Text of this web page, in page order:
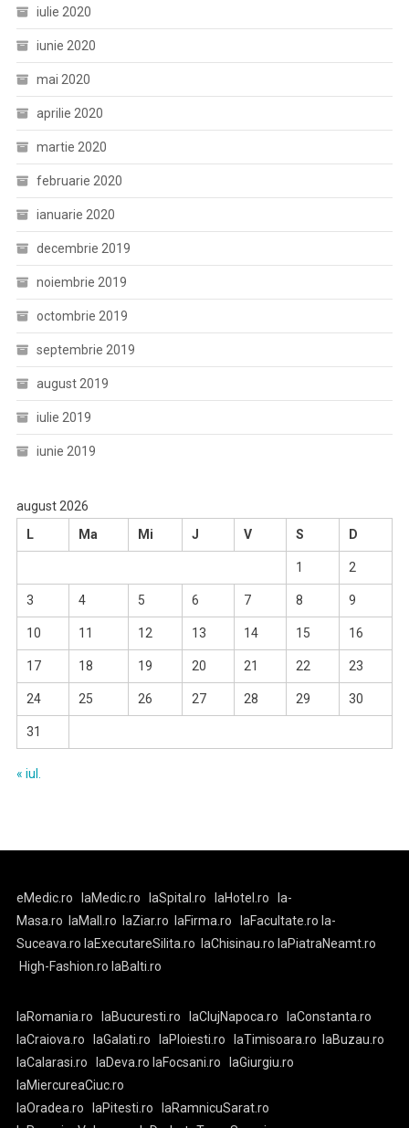
iulie 2020
iunie 2020
mai 2020
aprilie 2020
martie 2020
februarie 2020
ianuarie 2020
decembrie 2019
noiembrie 2019
octombrie 2019
septembrie 2019
august 2019
iulie 2019
iunie 2019
august 2026
L
Ma Mi J V S D
1 2
3 4 5 6 7 8 9
10 11 12 13 14 15 16
17 18 19 20 21 22 23
24 25 26 27 28 29 30
31
« iul.
eMedic.ro laMedic.ro laSpital.ro laHotel.ro
la-
Masa.ro
laMall.ro laZiar.ro laFirma.ro laFacultate.ro la-
Suceava.ro laExecutareSilita.ro laChisinau.ro laPiatraNeamt.ro
High-Fashion.ro laBalti.ro
laRomania.ro laBucuresti.ro laClujNapoca.ro
laConstanta.ro
laCraiova.ro
laGalati.ro laPloiesti.ro laTimisoara.ro
laBuzau.ro
laCalarasi.ro
laDeva.ro laFocsani.ro
laGiurgiu.ro
laMiercureaCiuc.ro
laOradea.ro
laPitesti.ro
laRamnicuSarat.ro